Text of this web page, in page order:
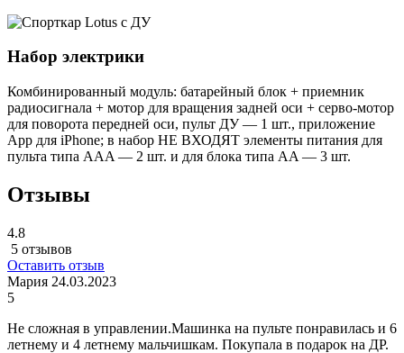
Набор электрики
Комбинированный модуль: батарейный блок + приемник
радиосигнала + мотор для вращения задней оси + серво-мотор
для поворота передней оси, пульт ДУ — 1 шт., приложение
App для iPhone; в набор НЕ ВХОДЯТ элементы питания для
пульта типа AAA — 2 шт. и для блока типа AA — 3 шт.
Отзывы
4.8
5 отзывов
Оставить отзыв
Мария 24.03.2023
5
Не сложная в управлении.Машинка на пульте понравилась и 6
летнему и 4 летнему мальчишкам. Покупала в подарок на ДР.